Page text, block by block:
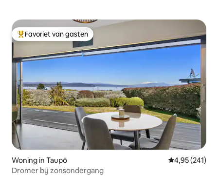
Topfavoriet van gasten
Favoriet van gasten
Woning in Taupō Gemiddelde
4,95 (241)
Dromer bij zonsondergang